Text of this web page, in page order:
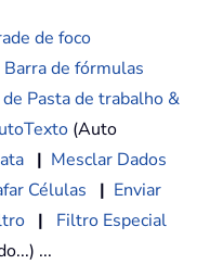
de foco
Barra de fórmulas
Pasta de trabalho &
(Auto
| Mesclar Dados
Células | Enviar
|
Filtro Especial
...